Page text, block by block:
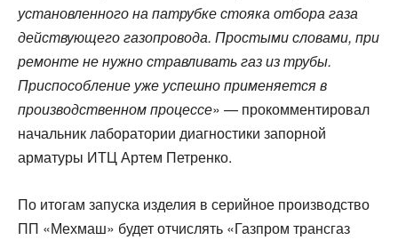
установленного на патрубке стояка отбора газа
действующего газопровода. Простыми словами, при
ремонте не нужно стравливать газ из трубы.
Приспособление уже успешно применяется в
производственном процессе» — прокомментировал
начальник лаборатории диагностики запорной
арматуры ИТЦ Артем Петренко.
По итогам запуска изделия в серийное производство
ПП «Мехмаш» будет отчислять «Газпром трансгаз